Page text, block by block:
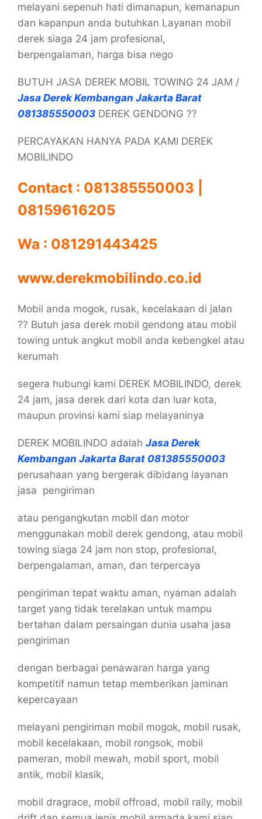
melayani sepenuh hati dimanapun, kemanapun
dan kapanpun anda butuhkan Layanan mobil
derek siaga 24 jam profesional,
berpengalaman, harga bisa nego
BUTUH JASA DEREK MOBIL TOWING 24 JAM /
Jasa Derek Kembangan Jakarta Barat
081385550003 DEREK GENDONG ??
PERCAYAKAN HANYA PADA KAMI DEREK
MOBILINDO
Contact : 081385550003 |
08159616205
Wa : 081291443425
www.derekmobilindo.co.id
Mobil anda mogok, rusak, kecelakaan di jalan
?? Butuh jasa derek mobil gendong atau mobil
towing untuk angkut mobil anda kebengkel atau
kerumah
segera hubungi kami DEREK MOBILINDO, derek
24 jam, jasa derek dari kota dan luar kota,
maupun provinsi kami siap melayaninya
DEREK MOBILINDO adalah Jasa Derek
Kembangan Jakarta Barat 081385550003
perusahaan yang bergerak dibidang layanan
jasa pengiriman
atau pengangkutan mobil dan motor
menggunakan mobil derek gendong, atau mobil
towing siaga 24 jam non stop, profesional,
berpengalaman, aman, dan terpercaya
pengiriman tepat waktu aman, nyaman adalah
target yang tidak terelakan untuk mampu
bertahan dalam persaingan dunia usaha jasa
pengiriman
dengan berbagai penawaran harga yang
kompetitif namun tetap memberikan jaminan
kepercayaan
melayani pengiriman mobil mogok, mobil rusak,
mobil kecelakaan, mobil rongsok, mobil
pameran, mobil mewah, mobil sport, mobil
antik, mobil klasik,
mobil dragrace, mobil offroad, mobil rally, mobil